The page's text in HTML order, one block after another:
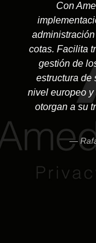
Con
cotas. Facilita
gestión de
estructura de
nivel europeo
otorgan a su